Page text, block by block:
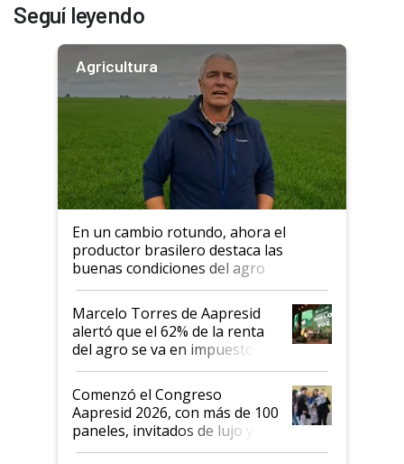
Seguí leyendo
Agricultura
En un cambio rotundo, ahora el
productor brasilero destaca las
buenas condiciones del agro
argentino para invertir: "Los veo
más motivados"
Marcelo Torres de Aapresid
alertó que el 62% de la renta
del agro se va en impuestos:
"No es bueno que en
Argentina se sigan discutiendo
las mismas cosas de hace 50
años"
Comenzó el Congreso
Aapresid 2026, con más de 100
paneles, invitados de lujo y
todas las tendencias